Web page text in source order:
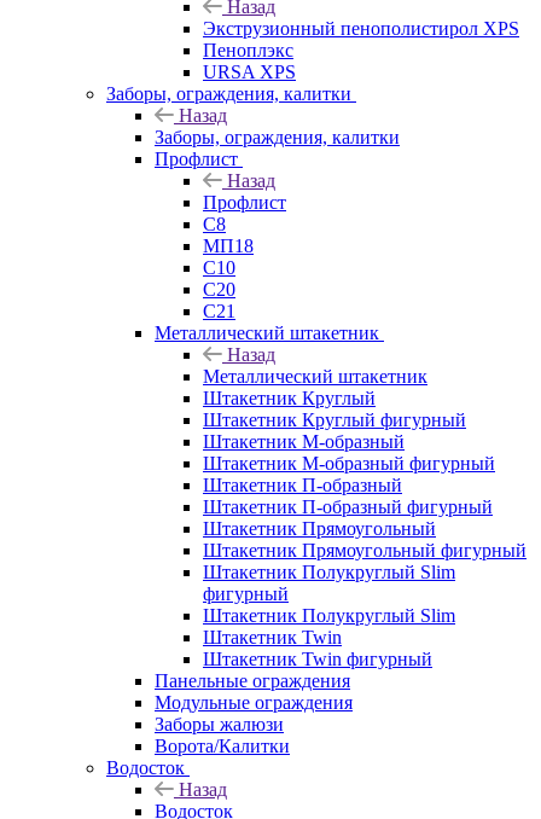
Назад
Экструзионный пенополистирол XPS
Пеноплэкс
URSA XPS
Заборы, ограждения, калитки
Назад
Заборы, ограждения, калитки
Профлист
Назад
Профлист
С8
МП18
С10
С20
С21
Металлический штакетник
Назад
Металлический штакетник
Штакетник Круглый
Штакетник Круглый фигурный
Штакетник М-образный
Штакетник М-образный фигурный
Штакетник П-образный
Штакетник П-образный фигурный
Штакетник Прямоугольный
Штакетник Прямоугольный фигурный
Штакетник Полукруглый Slim
фигурный
Штакетник Полукруглый Slim
Штакетник Twin
Штакетник Twin фигурный
Панельные ограждения
Модульные ограждения
Заборы жалюзи
Ворота/Калитки
Водосток
Назад
Водосток